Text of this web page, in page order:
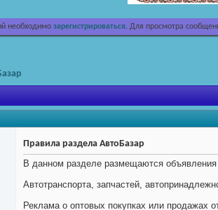
необходимо зарегистрироваться. Для просмотра
Правила раздела АвтоБазар
В данном разделе размещаются
Автотранспорта, запчастей,
Реклама о оптовых покупках или продажах